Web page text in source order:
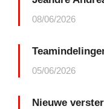
08/06/2026
05/06/2026
Nieuwe